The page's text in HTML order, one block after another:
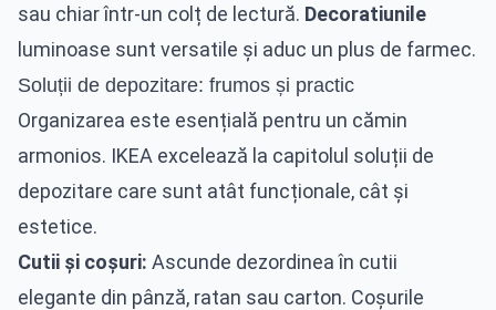
sau chiar într-un colț de lectură. Decoratiunile
luminoase sunt versatile și aduc un plus de farmec.
Soluții de depozitare: frumos și practic
Organizarea este esențială pentru un cămin
armonios. IKEA excelează la capitolul soluții de
depozitare care sunt atât funcționale, cât și
estetice.
Cutii și coșuri: Ascunde dezordinea în cutii
elegante din pânză, ratan sau carton. Coșurile